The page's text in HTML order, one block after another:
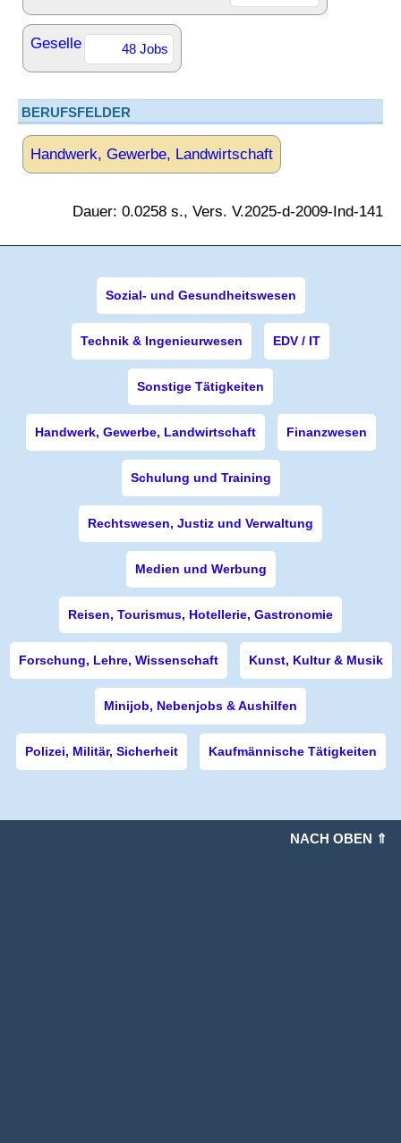
Geselle 48 Jobs
BERUFSFELDER
Handwerk, Gewerbe, Landwirtschaft
Dauer: 0.0258 s., Vers. V.2025-d-2009-Ind-141
Sozial- und Gesundheitswesen
Technik & Ingenieurwesen EDV / IT
Sonstige Tätigkeiten
Handwerk, Gewerbe, Landwirtschaft Finanzwesen
Schulung und Training
Rechtswesen, Justiz und Verwaltung
Medien und Werbung
Reisen, Tourismus, Hotellerie, Gastronomie
Forschung, Lehre, Wissenschaft Kunst, Kultur & Musik
Minijob, Nebenjobs & Aushilfen
Polizei, Militär, Sicherheit Kaufmännische Tätigkeiten
NACH OBEN ⇑